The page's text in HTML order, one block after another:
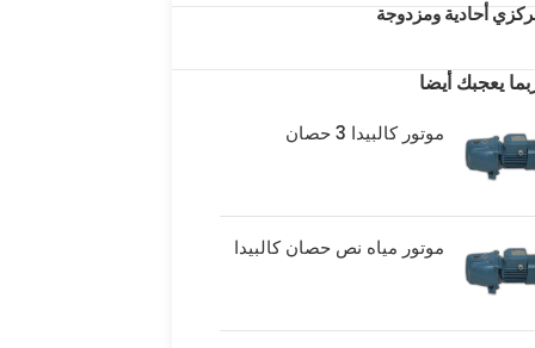
أحادية ومزدوجة
يعجبك أيضا
موتور كالبيدا 3 حصان
موتور مياه نص حصان كالبيدا